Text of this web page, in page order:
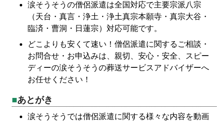
涙そうそうの僧侶派遣は全国対応で主要宗派八宗
（天台・真言・浄土・浄土真宗本願寺・真宗大谷・
臨済・曹洞・日蓮宗）対応可能です。
どこよりも安くて速い！僧侶派遣に関するご相談・
お問合せ・お申込みは、親切、安心・安全、スピー
ディーの涙そうそうの葬送サービスアドバイザーへ
お任せください！
あとがき
涙そうそうでは僧侶派遣に関する様々な内容を動画